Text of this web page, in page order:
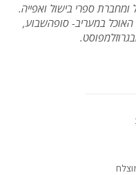
ספרי בישול ואפייה.
במעריב- סופהשבוע,